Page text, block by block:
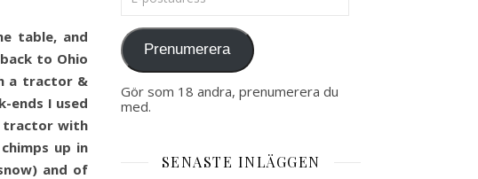
table, and
to Ohio
a tractor &
ends I used
tractor with
up in
and of
Prenumerera
Gör som 18 andra, prenumerera du
med.
SENASTE INLÄGGEN